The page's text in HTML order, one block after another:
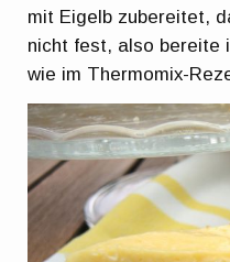
mit Eigelb zubereitet,
nicht fest, also bereite
wie im Thermomix-